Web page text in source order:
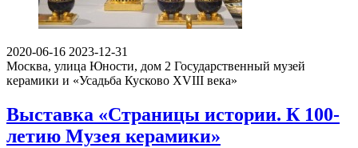
2020-06-16 2023-12-31
Москва, улица Юности, дом 2 Государственный музей
керамики и «Усадьба Кусково XVIII века»
Выставка «Страницы истории. К 100-
летию Музея керамики»